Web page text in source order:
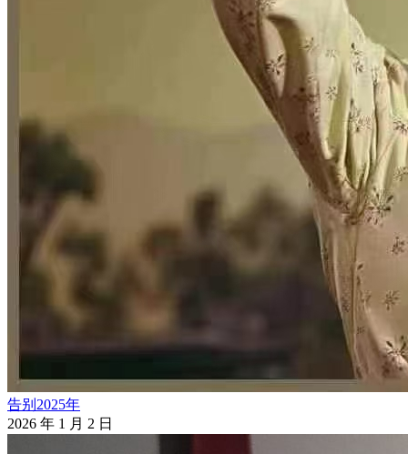
告别2025年
2026 年 1 月 2 日